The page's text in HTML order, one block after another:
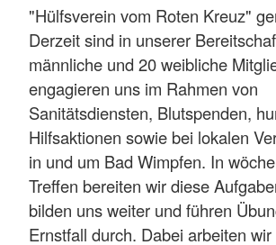
"Hülfsverein vom Roten Kreuz"
Derzeit sind in unserer
männliche und 20 weibliche
engagieren uns im Rahmen von
Sanitätsdiensten, Blutspenden,
Hilfsaktionen sowie bei lokalen
in und um Bad Wimpfen. In
Treffen bereiten wir diese
bilden uns weiter und führen
Ernstfall durch. Dabei arbeiten